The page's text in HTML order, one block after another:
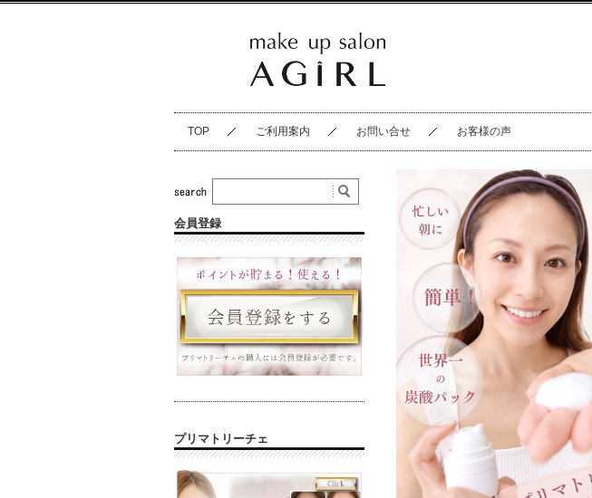
TOP ご利用案内 お問い合せ お客様の声
会員登録
プリマトリーチェ